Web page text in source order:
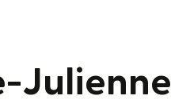
Julienne